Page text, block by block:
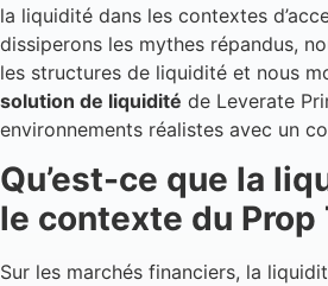
la liquidité dans les contextes
dissiperons les mythes répandus,
les structures de liquidité et nous
solution de liquidité de Leverate
environnements réalistes avec un
Qu’est-ce que la
le contexte du Prop
Sur les marchés financiers, la